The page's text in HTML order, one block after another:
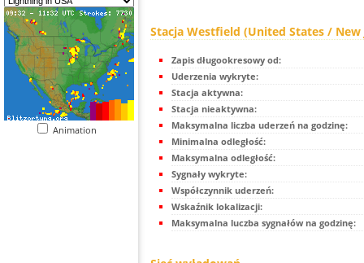
Animation
Stacja Westfield (United States / New
Zapis długookresowy od:
Uderzenia wykryte:
Stacja aktywna:
Stacja nieaktywna:
Maksymalna liczba uderzeń na godzinę:
Minimalna odległość:
Maksymalna odległość:
Sygnały wykryte:
Współczynnik uderzeń:
Wskaźnik lokalizacji:
Maksymalna luczba sygnałów na godzinę: